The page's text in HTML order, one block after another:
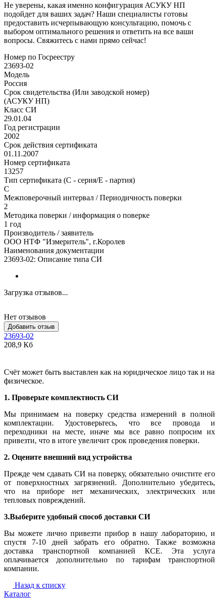
Не уверены, какая именно конфигурация АСУКУ НП
подойдет для ваших задач? Наши специалисты готовы
предоставить исчерпывающую консультацию, помочь с
выбором оптимального решения и ответить на все ваши
вопросы. Свяжитесь с нами прямо сейчас!
Номер по Госреестру
23693-02
Модель
Россия
Срок свидетельства (Или заводской номер)
(АСУКУ НП)
Класс СИ
29.01.04
Год регистрации
2002
Срок действия сертификата
01.11.2007
Номер сертификата
13257
Тип сертификата (C - серия/E - партия)
С
Межповерочный интервал / Периодичность поверки
2
Методика поверки / информация о поверке
1 год
Производитель / заявитель
ООО НТФ "Измеритель", г.Королев
Наименования документации
23693-02: Описание типа СИ
Загрузка отзывов...
Нет отзывов
Добавить отзыв
23693-02
208,9 Кб
Счёт может быть выставлен как на юридическое лицо так и на
физическое.
1. Проверьте комплектность СИ
Мы принимаем на поверку средства измерений в полной
комплектации. Удостоверьтесь, что все провода и
переходники на месте, иначе мы все равно попросим их
привезти, что в итоге увеличит срок проведения поверки.
2. Оцените внешний вид устройства
Прежде чем сдавать СИ на поверку, обязательно очистите его
от поверхностных загрязнений. Дополнительно убедитесь,
что на приборе нет механических, электрических или
тепловых повреждений.
3.Выберите удобный способ доставки СИ
Вы можете лично привезти прибор в нашу лабораторию, и
спустя 7-10 дней забрать его обратно. Также возможна
доставка транспортной компанией КСЕ. Эта услуга
оплачивается дополнительно по тарифам транспортной
компании.
Назад к списку
Каталог